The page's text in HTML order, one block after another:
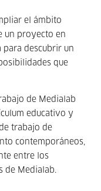
el ámbito
un proyecto en
para descubrir un
que
de Medialab
educativo y
trabajo de
contemporáneos,
entre los
de Medialab.